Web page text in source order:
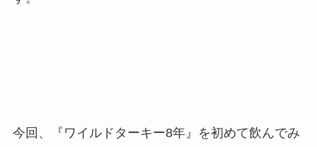
今回、『ワイルドターキー8年』を初めて飲んでみ